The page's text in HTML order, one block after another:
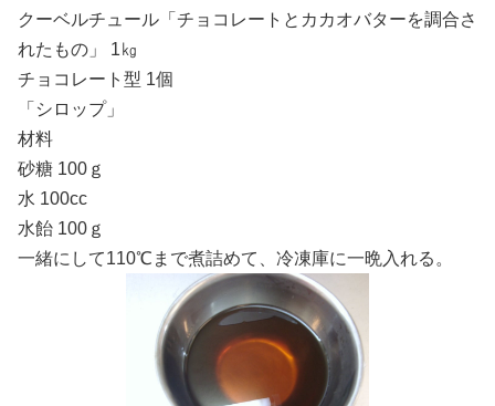
クーベルチュール「チョコレートとカカオバターを調合さ
れたもの」 1㎏
チョコレート型 1個
「シロップ」
材料
砂糖 100ｇ
水 100cc
水飴 100ｇ
一緒にして110℃まで煮詰めて、冷凍庫に一晩入れる。